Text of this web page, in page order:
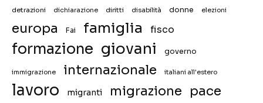
detrazioni dichiarazione diritti disabilità donne elezioni
europa Fai famiglia fisco
formazione giovani governo
immigrazione internazionale italiani all'estero
lavoro migranti migrazione pace